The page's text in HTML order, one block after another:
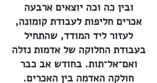
ובין כה וכה יוצאים ארבעה
אכרים חליפות לעבודת קומונה,
לעזור ליד המודד, שהתחיל
בעבודת החלוקה של אדמות נזלה
ואם־אל־תות. בחודש אב כבר
חולקה האדמה בין האכרים.